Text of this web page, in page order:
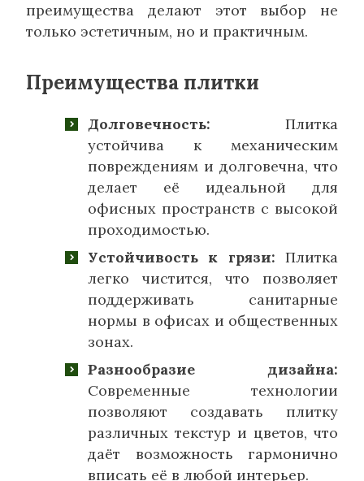
преимущества делают этот выбор не
только эстетичным, но и практичным.
Преимущества плитки
Долговечность: Плитка
устойчива к механическим
повреждениям и долговечна, что
делает её идеальной для
офисных пространств с высокой
проходимостью.
Устойчивость к грязи: Плитка
легко чистится, что позволяет
поддерживать санитарные
нормы в офисах и общественных
зонах.
Разнообразие дизайна:
Современные технологии
позволяют создавать плитку
различных текстур и цветов, что
даёт возможность гармонично
вписать её в любой интерьер.